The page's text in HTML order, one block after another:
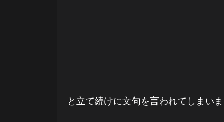
と立て続けに文句を言われてしまい